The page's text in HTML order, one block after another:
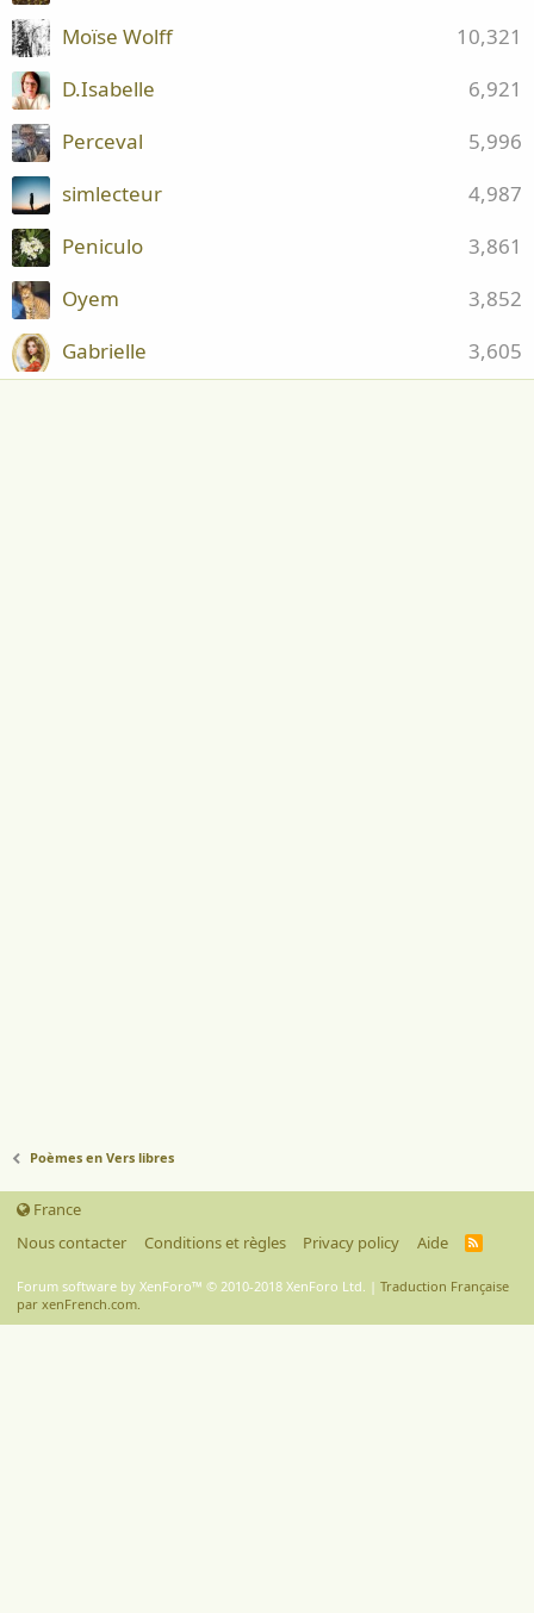
10,321
Moïse Wolff
6,921
D.Isabelle
5,996
Perceval
4,987
simlecteur
3,861
Peniculo
3,852
Oyem
3,605
Gabrielle
Poèmes en Vers libres
France
Nous contacter
Conditions et règles Privacy policy Aide
R
S
Forum software by XenForo™ © 2010-2018 XenForo Ltd. | Traduction Française
par xenFrench.com.